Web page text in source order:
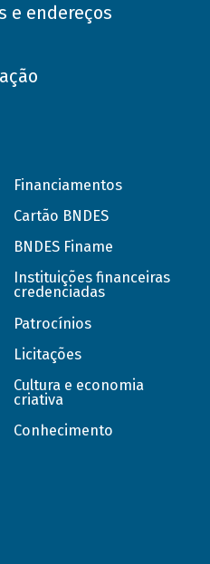
e endereços
Financiamentos
Cartão BNDES
BNDES Finame
Instituições financeiras
credenciadas
Patrocínios
Licitações
Cultura e economia
criativa
Conhecimento